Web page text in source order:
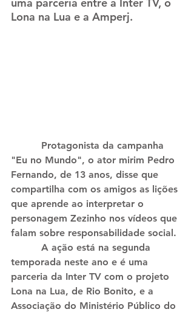
Lona na Lua e a Amperj.
"Eu no Mundo", o ator mirim Pedro
Fernando, de 13 anos, disse que
compartilha com os amigos as lições
que aprende ao interpretar o
personagem Zezinho nos vídeos que
falam sobre responsabilidade social.
temporada neste ano e é uma
parceria da Inter TV com o projeto
Lona na Lua, de Rio Bonito, e a
Associação do Ministério Público do